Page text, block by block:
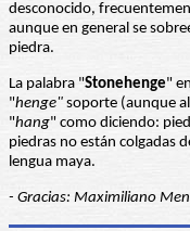
desconocido,
aunque en general se
piedra.
La palabra "Stonehenge"
"henge" soporte (aunque
"hang" como diciendo:
piedras no están colgadas
lengua maya.
- Gracias: Maximiliano